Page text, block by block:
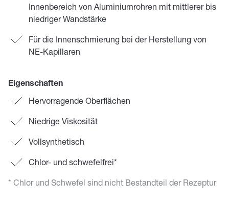
Innenbereich von Aluminiumrohren mit mittlerer bis
niedriger Wandstärke
Für die Innenschmierung bei der Herstellung von
NE-Kapillaren
Eigenschaften
Hervorragende Oberflächen
Niedrige Viskosität
Vollsynthetisch
Chlor- und schwefelfrei*
* Chlor und Schwefel sind nicht Bestandteil der Rezeptur